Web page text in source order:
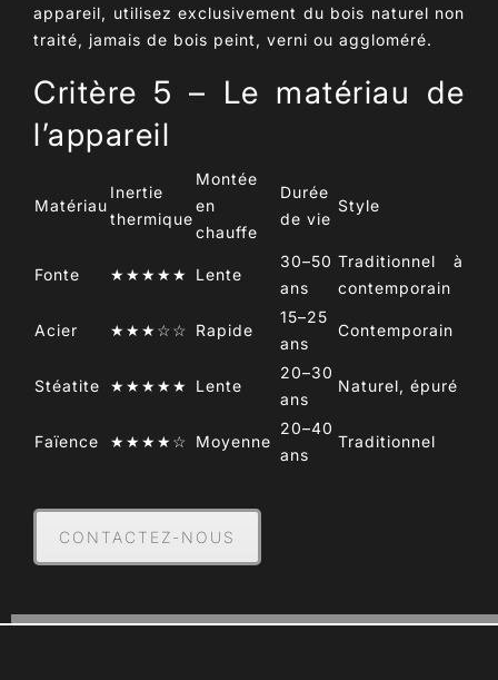
appareil, utilisez exclusivement du bois naturel non
traité, jamais de bois peint, verni ou aggloméré.
Critère 5 – Le matériau de
l’appareil
Matériau
Inertie
thermique
Montée
en
chauffe
Durée
de vie
Style
Fonte ★★★★★ Lente
30–50
ans
Traditionnel à
contemporain
Acier ★★★☆☆ Rapide
15–25
ans
Contemporain
Stéatite ★★★★★ Lente
20–30
ans
Naturel, épuré
Faïence ★★★★☆ Moyenne
20–40
ans
Traditionnel
CONTACTEZ-NOUS